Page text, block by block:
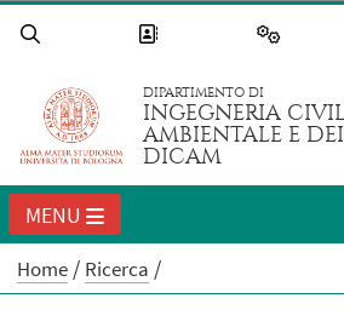
DIPARTIMENTO DI
INGEGNERIA
AMBIENTALE E
DICAM
MENU
Home Ricerca